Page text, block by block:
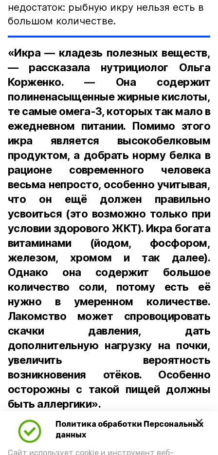
Политика обработки Персональных
данных
Сайт использует cookie и инструмент веб-
недостаток: рыбную икру нельзя есть в
большом количестве.
«Икра — кладезь полезных веществ,
— рассказала нутрициолог Ольга
Корженко. — Она содержит
полиненасыщенные жирные кислоты,
те самые омега-3, которых так мало в
ежедневном питании. Помимо этого
икра является высокобелковым
продуктом, а добрать норму белка в
рационе современного человека
весьма непросто, особенно учитывая,
что он ещё должен правильно
усвоиться (это возможно только при
условии здорового ЖКТ). Икра богата
витаминами (йодом, фосфором,
железом, хромом и так далее).
Однако она содержит большое
количество соли, потому есть её
нужно в умеренном количестве.
Лакомство может спровоцировать
скачки давления, дать
дополнительную нагрузку на почки,
увеличить вероятность
возникновения отёков. Особенно
осторожны с такой пищей должны
быть аллергики».
Для взрослого человека безопасной
порцией икры считается 30-50 граммов